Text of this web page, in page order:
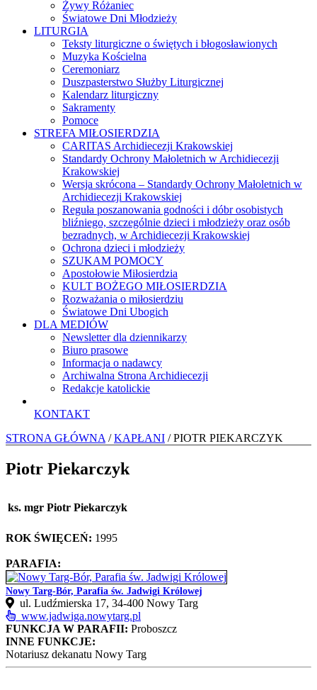
Żywy Różaniec
Światowe Dni Młodzieży
LITURGIA
Teksty liturgiczne o świętych i błogosławionych
Muzyka Kościelna
Ceremoniarz
Duszpasterstwo Służby Liturgicznej
Kalendarz liturgiczny
Sakramenty
Pomoce
STREFA MIŁOSIERDZIA
CARITAS Archidiecezji Krakowskiej
Standardy Ochrony Małoletnich w Archidiecezji
Krakowskiej
Wersja skrócona – Standardy Ochrony Małoletnich w
Archidiecezji Krakowskiej
Reguła poszanowania godności i dóbr osobistych
bliźniego, szczególnie dzieci i młodzieży oraz osób
bezradnych, w Archidiecezji Krakowskiej
Ochrona dzieci i młodzieży
SZUKAM POMOCY
Apostołowie Miłosierdzia
KULT BOŻEGO MIŁOSIERDZIA
Rozważania o miłosierdziu
Światowe Dni Ubogich
DLA MEDIÓW
Newsletter dla dziennikarzy
Biuro prasowe
Informacja o nadawcy
Archiwalna Strona Archidiecezji
Redakcje katolickie
KONTAKT
STRONA GŁÓWNA /KAPŁANI / PIOTR PIEKARCZYK
Piotr Piekarczyk
ks. mgr Piotr Piekarczyk
ROK ŚWIĘCEŃ: 1995
PARAFIA:
Nowy Targ-Bór, Parafia św. Jadwigi Królowej
ul. Ludźmierska 17, 34‑400 Nowy Targ
www.jadwiga.nowytarg.pl
FUNKCJA W PARAFII: Proboszcz
INNE FUNKCJE:
Notariusz dekanatu Nowy Targ